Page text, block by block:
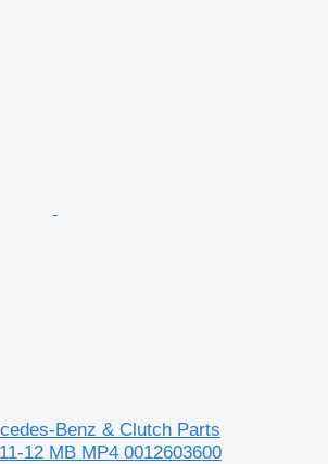
Benz & Clutch Parts
12 MB MP4 0012603600